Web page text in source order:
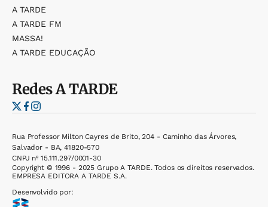
A TARDE
A TARDE FM
MASSA!
A TARDE EDUCAÇÃO
RedesA TARDE
Rua Professor Milton Cayres de Brito, 204 - Caminho das Árvores,
Salvador - BA, 41820-570
CNPJ nº 15.111.297/0001-30
Copyright © 1996 - 2025 Grupo A TARDE. Todos os direitos reservados.
EMPRESA EDITORA A TARDE S.A.
Desenvolvido por: